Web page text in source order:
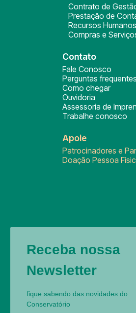
Contrato de
Prestação de
Recursos Humanos
Compras e
Contato
Fale Conosco
Perguntas frequentes
Como chegar
Ouvidoria
Assessoria de
Trabalhe conosco
Apoie
Patrocinadores e
Doação Pessoa